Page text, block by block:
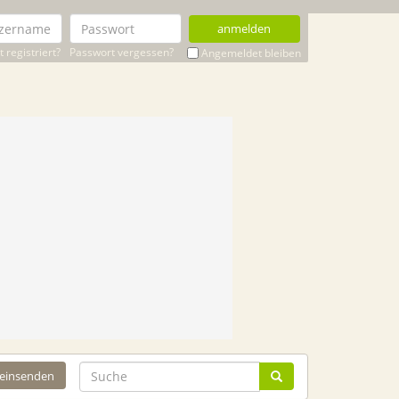
anmelden
registriert? Passwort vergessen? Angemeldet bleiben